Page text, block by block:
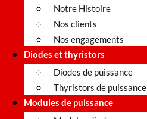
Notre Histoire
Nos clients
Nos engagements
Diodes et thyristors
Diodes de puissance
Thyristors de puissance
Modules de puissance